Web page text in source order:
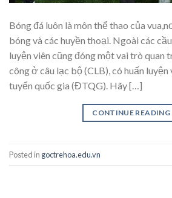
Bóng đá luôn là môn thể thao của
bóng và các huyền thoại. Ngoài các
luyện viên cũng đóng một vai trò quan
công ở câu lạc bộ (CLB), có huấn
tuyển quốc gia (ĐTQG). Hãy […]
CONTINUE READING
Posted in goctrehoa.edu.vn